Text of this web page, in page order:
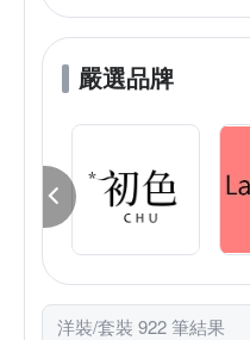
嚴選品牌
洋裝/套裝 922 筆結果